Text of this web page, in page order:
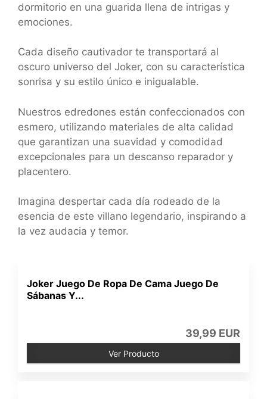
dormitorio en una guarida llena de intrigas y
emociones.
Cada diseño cautivador te transportará al
oscuro universo del Joker, con su característica
sonrisa y su estilo único e inigualable.
Nuestros edredones están confeccionados con
esmero, utilizando materiales de alta calidad
que garantizan una suavidad y comodidad
excepcionales para un descanso reparador y
placentero.
Imagina despertar cada día rodeado de la
esencia de este villano legendario, inspirando a
la vez audacia y temor.
Joker Juego De Ropa De Cama Juego De
Sábanas Y...
39,99 EUR
Ver Producto